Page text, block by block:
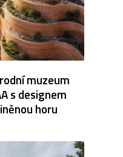
muzeum
s designem
horu